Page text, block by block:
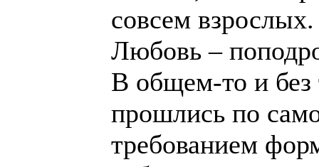
совсем
Любовь –
В общем-то и без
прошлись по
требованием